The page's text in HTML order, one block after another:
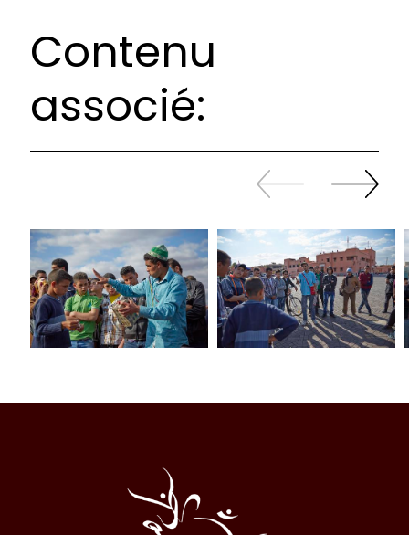
Contenu
associé:
Revenir
en
continuer
Halqa